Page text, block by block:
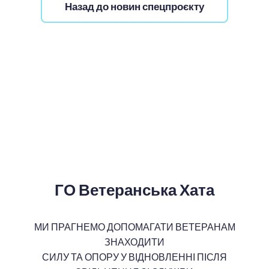
Назад до новин спецпроєкту
ГО Ветеранська Хата
МИ ПРАГНЕМО ДОПОМАГАТИ ВЕТЕРАНАМ
ЗНАХОДИТИ
СИЛУ ТА ОПОРУ У ВІДНОВЛЕННІ ПІСЛЯ